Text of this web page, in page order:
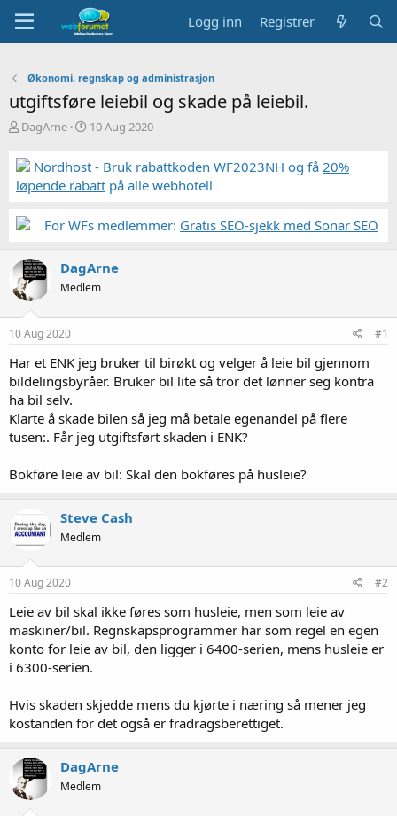
Logg inn Registrer
Økonomi, regnskap og administrasjon
utgiftsføre leiebil og skade på leiebil.
T
å
d
s
a
e
r
DagArne
S
r
t
a
10 Aug 2020
Nordhost - Bruk rabattkoden WF2023NH og få 20%
løpende rabatt på alle webhotell
For WFs medlemmer: Gratis SEO-sjekk med Sonar SEO
DagArne
Medlem
10 Aug 2020 #1
Har et ENK jeg bruker til birøkt og velger å leie bil gjennom
bildelingsbyråer. Bruker bil lite så tror det lønner seg kontra
ha bil selv.
Klarte å skade bilen så jeg må betale egenandel på flere
tusen:. Får jeg utgiftsført skaden i ENK?
Bokføre leie av bil: Skal den bokføres på husleie?
Steve Cash
Medlem
10 Aug 2020 #2
Leie av bil skal ikke føres som husleie, men som leie av
maskiner/bil. Regnskapsprogrammer har som regel en egen
konto for leie av bil, den ligger i 6400-serien, mens husleie er
i 6300-serien.
Hvis skaden skjedde mens du kjørte i næring så mener jeg
kostanden for det også er fradragsberettiget.
DagArne
Medlem